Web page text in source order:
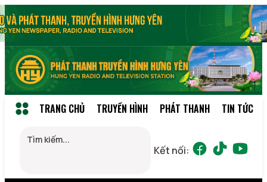
TRANG CHỦ TRUYỀN HÌNH PHÁT THANH TIN TỨC
Kết nối: